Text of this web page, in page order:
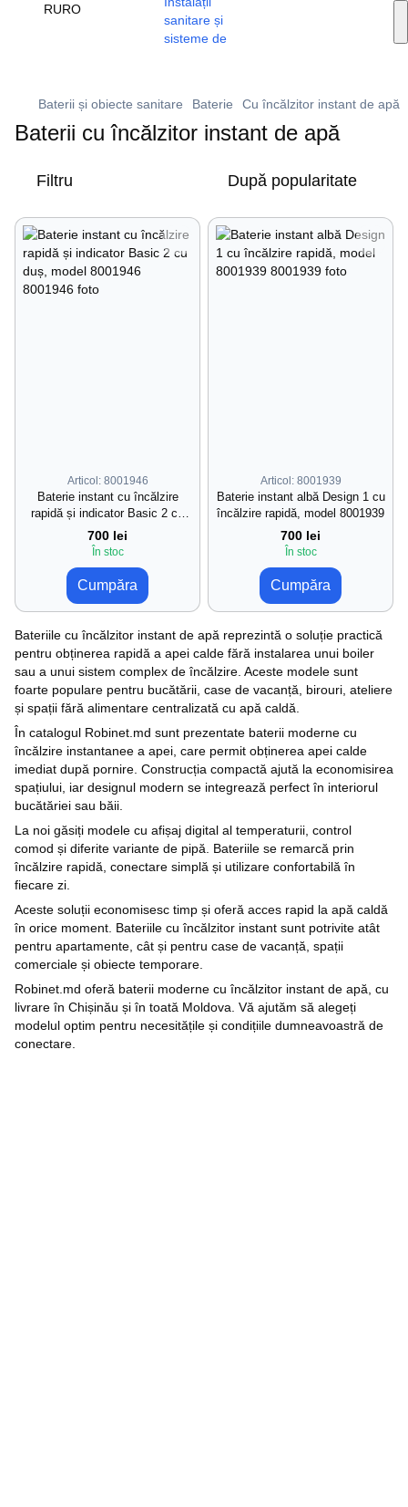
Servicii de instalare
🔥 Promoții și reduceri
RURO
Baterii și obiecte sanitare Baterie Cu încălzitor instant de apă
Baterii cu încălzitor instant de apă
Filtru După popularitate
Articol: 8001946
Baterie instant cu încălzire
rapidă și indicator Basic 2 cu
duș, model 8001946
700 lei
În stoc
Cumpăra
Articol: 8001939
Baterie instant albă Design 1 cu
încălzire rapidă, model 8001939
700 lei
În stoc
Cumpăra
Bateriile cu încălzitor instant de apă reprezintă o soluție practică
pentru obținerea rapidă a apei calde fără instalarea unui boiler
sau a unui sistem complex de încălzire. Aceste modele sunt
foarte populare pentru bucătării, case de vacanță, birouri, ateliere
și spații fără alimentare centralizată cu apă caldă.
În catalogul Robinet.md sunt prezentate baterii moderne cu
încălzire instantanee a apei, care permit obținerea apei calde
imediat după pornire. Construcția compactă ajută la economisirea
spațiului, iar designul modern se integrează perfect în interiorul
bucătăriei sau băii.
La noi găsiți modele cu afișaj digital al temperaturii, control
comod și diferite variante de pipă. Bateriile se remarcă prin
încălzire rapidă, conectare simplă și utilizare confortabilă în
fiecare zi.
Aceste soluții economisesc timp și oferă acces rapid la apă caldă
în orice moment. Bateriile cu încălzitor instant sunt potrivite atât
pentru apartamente, cât și pentru case de vacanță, spații
comerciale și obiecte temporare.
Robinet.md oferă baterii moderne cu încălzitor instant de apă, cu
livrare în Chișinău și în toată Moldova. Vă ajutăm să alegeți
modelul optim pentru necesitățile și condițiile dumneavoastră de
conectare.